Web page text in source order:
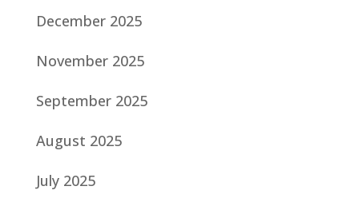
December 2025
November 2025
September 2025
August 2025
July 2025